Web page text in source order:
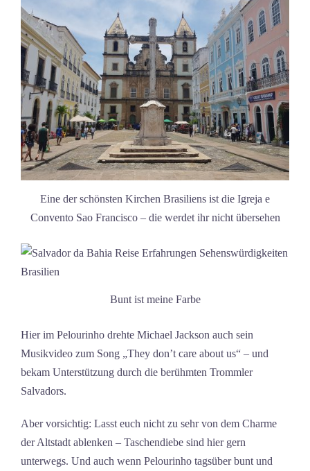
Eine der schönsten Kirchen Brasiliens ist die Igreja e
Convento Sao Francisco – die werdet ihr nicht übersehen
Bunt ist meine Farbe
Hier im Pelourinho drehte Michael Jackson auch sein
Musikvideo zum Song „They don’t care about us“ – und
bekam Unterstützung durch die berühmten Trommler
Salvadors.
Aber vorsichtig: Lasst euch nicht zu sehr von dem Charme
der Altstadt ablenken – Taschendiebe sind hier gern
unterwegs. Und auch wenn Pelourinho tagsüber bunt und